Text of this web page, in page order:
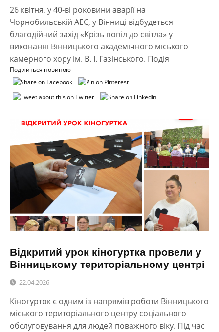
26 квітня, у 40-ві роковини аварії на
Чорнобильській АЕС, у Вінниці відбудеться
благодійний захід «Крізь попіл до світла» у
виконанні Вінницького академічного міського
камерного хору ім. В. І. Газінського. Подія
Поділиться новиною
Відкритий урок кіногуртка провели у
Вінницькому територіальному центрі
22.04.2026
Кіногурток є одним із напрямів роботи Вінницького
міського територіального центру соціального
обслуговування для людей поважного віку. Під час